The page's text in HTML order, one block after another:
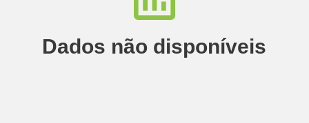
Dados não disponíveis